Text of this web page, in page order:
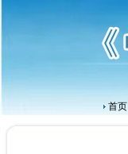
首页